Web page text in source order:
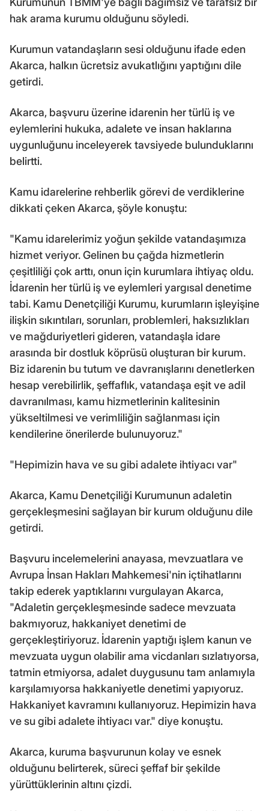
hak arama kurumu olduğunu söyledi.
Kurumun vatandaşların sesi olduğunu ifade eden
Akarca, halkın ücretsiz avukatlığını yaptığını dile
getirdi.
Akarca, başvuru üzerine idarenin her türlü iş ve
eylemlerini hukuka, adalete ve insan haklarına
uygunluğunu inceleyerek tavsiyede bulunduklarını
belirtti.
Kamu idarelerine rehberlik görevi de verdiklerine
dikkati çeken Akarca, şöyle konuştu:
"Kamu idarelerimiz yoğun şekilde vatandaşımıza
hizmet veriyor. Gelinen bu çağda hizmetlerin
çeşitliliği çok arttı, onun için kurumlara ihtiyaç oldu.
İdarenin her türlü iş ve eylemleri yargısal denetime
tabi. Kamu Denetçiliği Kurumu, kurumların işleyişine
ilişkin sıkıntıları, sorunları, problemleri, haksızlıkları
ve mağduriyetleri gideren, vatandaşla idare
arasında bir dostluk köprüsü oluşturan bir kurum.
Biz idarenin bu tutum ve davranışlarını denetlerken
hesap verebilirlik, şeffaflık, vatandaşa eşit ve adil
davranılması, kamu hizmetlerinin kalitesinin
yükseltilmesi ve verimliliğin sağlanması için
kendilerine önerilerde bulunuyoruz."
"Hepimizin hava ve su gibi adalete ihtiyacı var"
Akarca, Kamu Denetçiliği Kurumunun adaletin
gerçekleşmesini sağlayan bir kurum olduğunu dile
getirdi.
Başvuru incelemelerini anayasa, mevzuatlara ve
Avrupa İnsan Hakları Mahkemesi'nin içtihatlarını
takip ederek yaptıklarını vurgulayan Akarca,
"Adaletin gerçekleşmesinde sadece mevzuata
bakmıyoruz, hakkaniyet denetimi de
gerçekleştiriyoruz. İdarenin yaptığı işlem kanun ve
mevzuata uygun olabilir ama vicdanları sızlatıyorsa,
tatmin etmiyorsa, adalet duygusunu tam anlamıyla
karşılamıyorsa hakkaniyetle denetimi yapıyoruz.
Hakkaniyet kavramını kullanıyoruz. Hepimizin hava
ve su gibi adalete ihtiyacı var." diye konuştu.
Akarca, kuruma başvurunun kolay ve esnek
olduğunu belirterek, süreci şeffaf bir şekilde
yürüttüklerinin altını çizdi.